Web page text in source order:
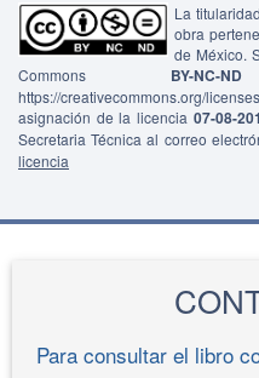
La
obra
de México.
Commons BY-
https://creativecommons.org/
asignación de la licencia 07-08-
Secretaria Técnica al correo
licencia
Para consultar el libro